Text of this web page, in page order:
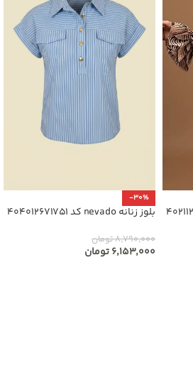
-30%
بلوز زنانه nevado کد 404012671751
۸,۷۹۰,۰۰۰تومان
۶,۱۵۳,۰۰۰تومان